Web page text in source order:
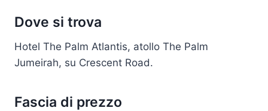
Dove si trova
Hotel The Palm Atlantis, atollo The Palm
Jumeirah, su Crescent Road.
Fascia di prezzo